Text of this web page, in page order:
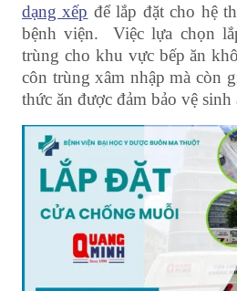
dạng xếp để lắp đặt cho hệ
bệnh viện. Việc lựa chọn
trùng cho khu vực bếp ăn
côn trùng xâm nhập mà còn
thức ăn được đảm bảo vệ